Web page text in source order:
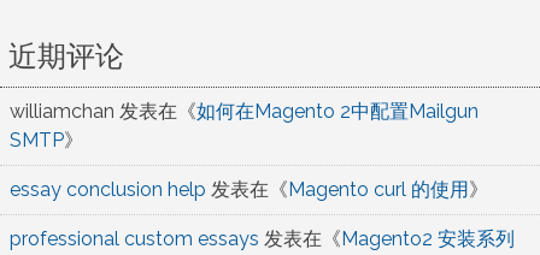
近期评论
williamchan 发表在《如何在Magento 2中配置Mailgun
SMTP》
essay conclusion help 发表在《Magento curl 的使用》
professional custom essays 发表在《Magento2 安装系列